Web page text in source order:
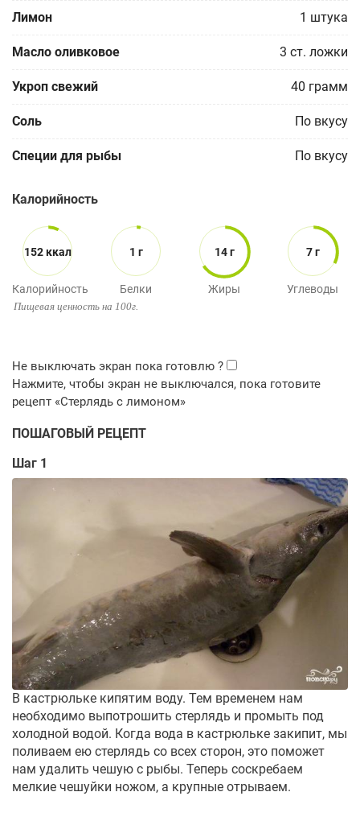
Лимон 1 штука
Масло оливковое 3 ст. ложки
Укроп свежий 40 грамм
Соль По вкусу
Специи для рыбы По вкусу
Калорийность
152 ккал
Калорийность
1 г
Белки
14 г
Жиры
7 г
Углеводы
Пищевая ценность на 100г.
ПОШАГОВЫЙ РЕЦЕПТ
Шаг 1
В кастрюльке кипятим воду. Тем временем нам
необходимо выпотрошить стерлядь и промыть под
холодной водой. Когда вода в кастрюльке закипит, мы
поливаем ею стерлядь со всех сторон, это поможет
нам удалить чешую с рыбы. Теперь соскребаем
мелкие чешуйки ножом, а крупные отрываем.